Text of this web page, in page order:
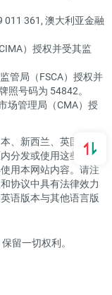
011 361, 澳大利亚金融
）授权并受其监
管局（FSCA）授权并
照号码为 54842。
场管理局（CMA）授
、新西兰、英国或菲
分发或使用这些信息
用本网站内容。请注
协议中具有法律效力
语版本与其他语言版
留一切权利。